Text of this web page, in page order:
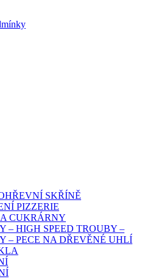
SKŘÍNĚ
PIZZERIE
CUKRÁRNY
– HIGH SPEED TROUBY –
– PECE NA DŘEVĚNÉ UHLÍ